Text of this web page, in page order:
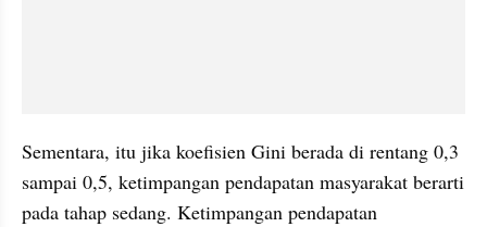
Sementara, itu jika koefisien Gini berada di rentang 0,3
sampai 0,5, ketimpangan pendapatan masyarakat berarti
pada tahap sedang. Ketimpangan pendapatan